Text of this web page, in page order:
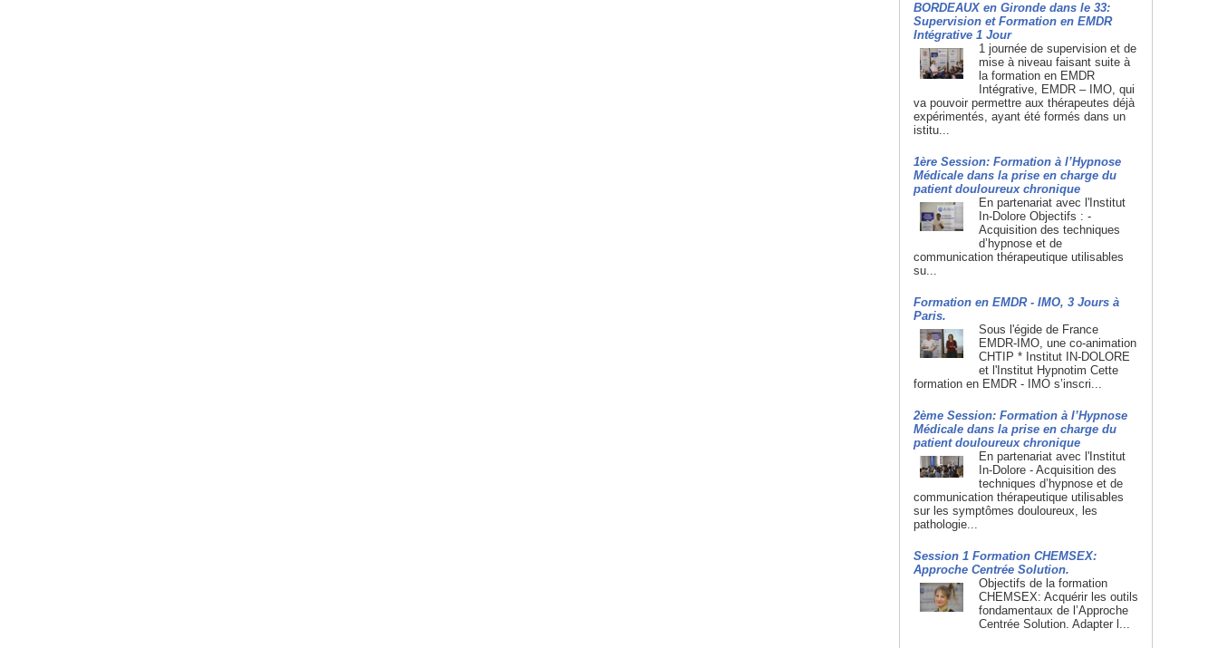
BORDEAUX en Gironde dans le 33:
Supervision et Formation en EMDR
Intégrative 1 Jour
1 journée de supervision et de
mise à niveau faisant suite à
la formation en EMDR
Intégrative, EMDR – IMO, qui
va pouvoir permettre aux thérapeutes déjà
expérimentés, ayant été formés dans un
istitu...
1ère Session: Formation à l’Hypnose
Médicale dans la prise en charge du
patient douloureux chronique
En partenariat avec l'Institut
In-Dolore Objectifs : -
Acquisition des techniques
d’hypnose et de
communication thérapeutique utilisables
su...
Formation en EMDR - IMO, 3 Jours à
Paris.
Sous l'égide de France
EMDR-IMO, une co-animation
CHTIP * Institut IN-DOLORE
et l'Institut Hypnotim Cette
formation en EMDR - IMO s’inscri...
2ème Session: Formation à l’Hypnose
Médicale dans la prise en charge du
patient douloureux chronique
En partenariat avec l'Institut
In-Dolore - Acquisition des
techniques d’hypnose et de
communication thérapeutique utilisables
sur les symptômes douloureux, les
pathologie...
Session 1 Formation CHEMSEX:
Approche Centrée Solution.
Objectifs de la formation
CHEMSEX: Acquérir les outils
fondamentaux de l’Approche
Centrée Solution. Adapter l...